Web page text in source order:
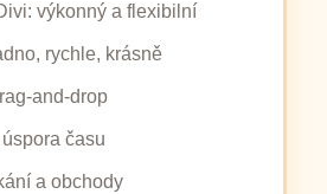
výkonný a flexibilní
rychle, krásně
and-drop
času
a obchody